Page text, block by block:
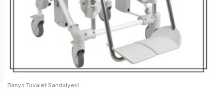
Banyo Tuvalet Sandalyesi